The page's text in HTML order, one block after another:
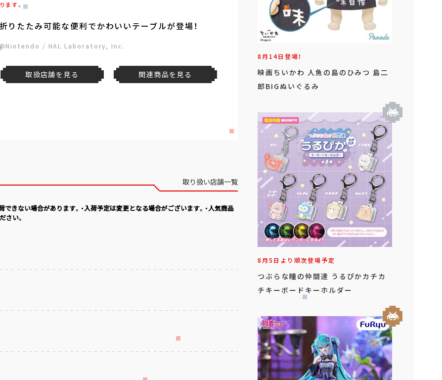
ります。
折りたたみ可能な便利でかわいいテーブルが登場！
/ HAL Laboratory, Inc.
取扱店舗を見る 関連商品を見る
取り扱い店舗一覧
できない場合があります。・入荷予定は変更となる場合がございます。・人気商品
さい。
8月14日登場！
映画ちいかわ 人魚の島のひみつ 島二
郎BIGぬいぐるみ
8月5日より順次登場予定
つぶらな瞳の仲間達 うるぴかカチカ
チキーボードキーホルダー